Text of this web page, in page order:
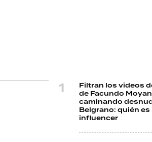
Filtran los videos
de Facundo
caminando
Belgrano: quién es
influencer